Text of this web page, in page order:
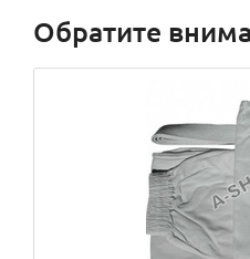
Обратите